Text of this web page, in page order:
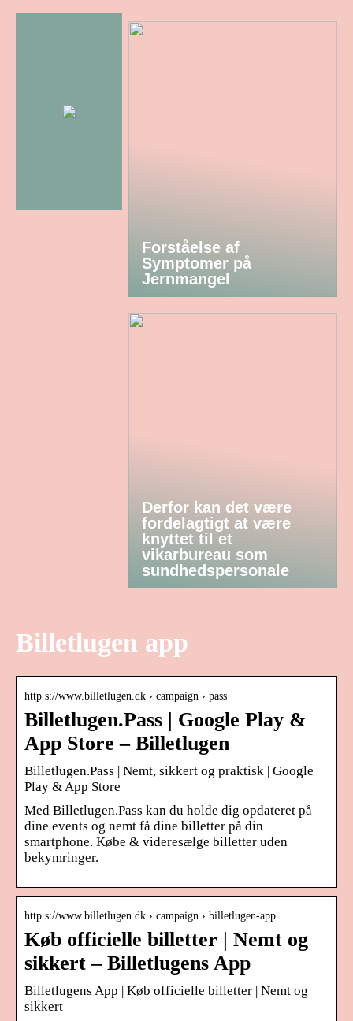
Forståelse af
Symptomer på
Jernmangel
Derfor kan det være
fordelagtigt at være
knyttet til et
vikarbureau som
sundhedspersonale
Billetlugen app
http s://www.billetlugen.dk › campaign › pass
Billetlugen.Pass | Google Play &
App Store – Billetlugen
Billetlugen.Pass | Nemt, sikkert og praktisk | Google
Play & App Store
Med Billetlugen.Pass kan du holde dig opdateret på
dine events og nemt få dine billetter på din
smartphone. Købe & videresælge billetter uden
bekymringer.
http s://www.billetlugen.dk › campaign › billetlugen-app
Køb officielle billetter | Nemt og
sikkert – Billetlugens App
Billetlugens App | Køb officielle billetter | Nemt og
sikkert